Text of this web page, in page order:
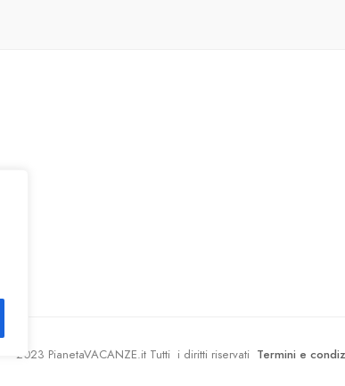
2023 PianetaVACANZE.it Tutti i diritti riservati Termini e